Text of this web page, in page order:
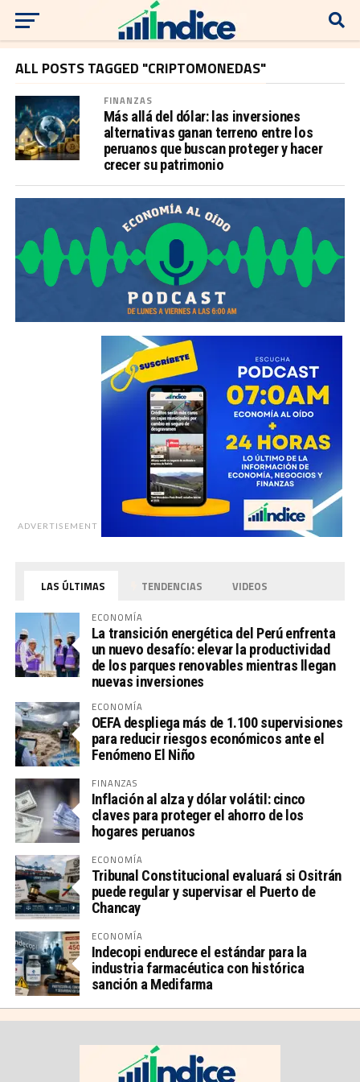
ALL POSTS TAGGED "CRIPTOMONEDAS"
FINANZAS
Más allá del dólar: las inversiones
alternativas ganan terreno entre los
peruanos que buscan proteger y hacer
crecer su patrimonio
ADVERTISEMENT
LAS ÚLTIMAS TENDENCIAS VIDEOS
ECONOMÍA
La transición energética del Perú enfrenta
un nuevo desafío: elevar la productividad
de los parques renovables mientras llegan
nuevas inversiones
ECONOMÍA
OEFA despliega más de 1.100 supervisiones
para reducir riesgos económicos ante el
Fenómeno El Niño
FINANZAS
Inflación al alza y dólar volátil: cinco
claves para proteger el ahorro de los
hogares peruanos
ECONOMÍA
Tribunal Constitucional evaluará si Ositrán
puede regular y supervisar el Puerto de
Chancay
ECONOMÍA
Indecopi endurece el estándar para la
industria farmacéutica con histórica
sanción a Medifarma